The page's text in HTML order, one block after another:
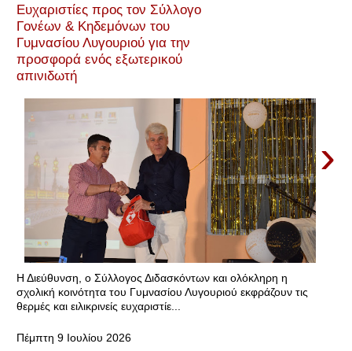
Ευχαριστίες προς τον Σύλλογο
Γονέων & Κηδεμόνων του
Γυμνασίου Λυγουριού για την
προσφορά ενός εξωτερικού
απινιδωτή
›
Η Διεύθυνση, ο Σύλλογος Διδασκόντων και ολόκληρη η
σχολική κοινότητα του Γυμνασίου Λυγουριού εκφράζουν τις
θερμές και ειλικρινείς ευχαριστίε...
Πέμπτη 9 Ιουλίου 2026